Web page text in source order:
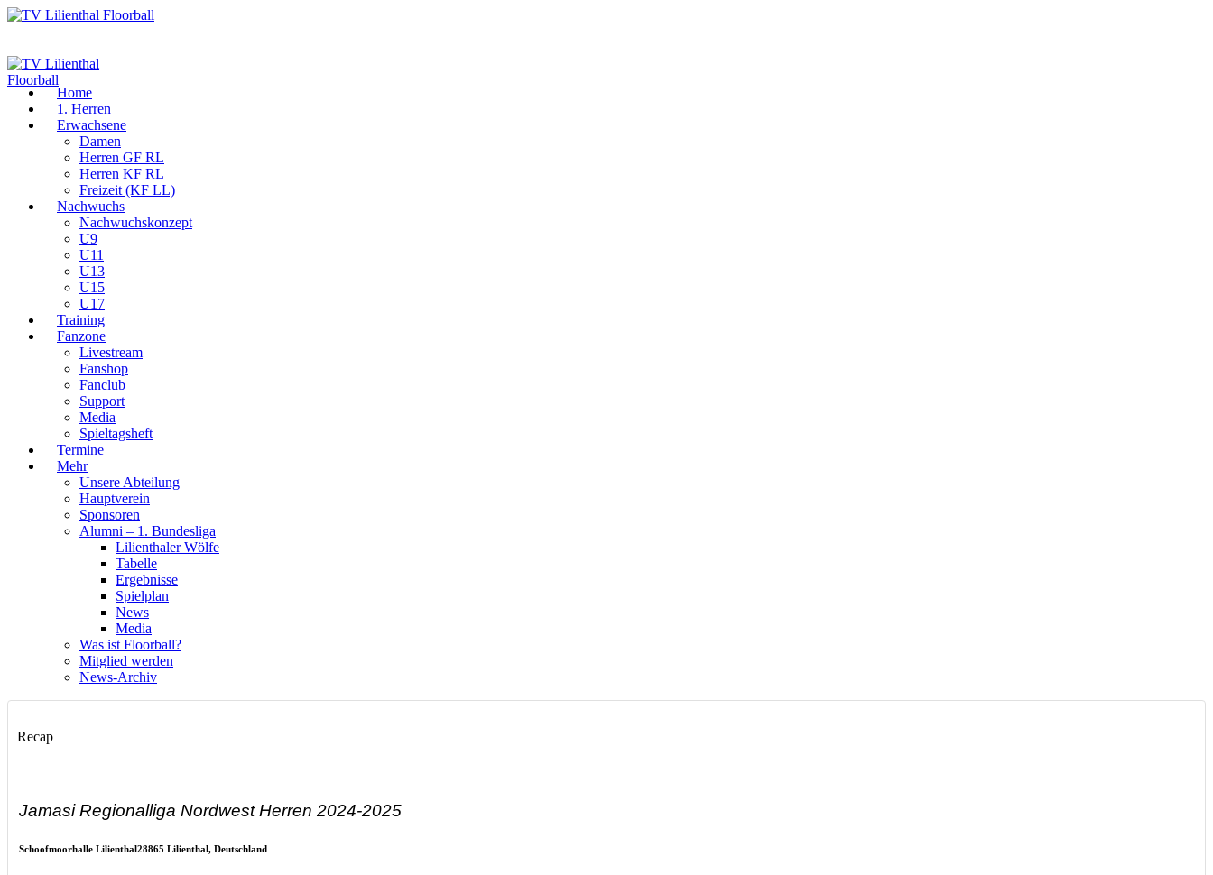
Home
1. Herren
Erwachsene
Damen
Herren GF RL
Herren KF RL
Freizeit (KF LL)
Nachwuchs
Nachwuchskonzept
U9
U11
U13
U15
U17
Training
Fanzone
Livestream
Fanshop
Fanclub
Support
Media
Spieltagsheft
Termine
Mehr
Unsere Abteilung
Hauptverein
Sponsoren
Alumni – 1. Bundesliga
Lilienthaler Wölfe
Tabelle
Ergebnisse
Spielplan
News
Media
Was ist Floorball?
Mitglied werden
News-Archiv
Recap
Jamasi Regionalliga Nordwest Herren 2024-2025
Schoofmoorhalle Lilienthal28865 Lilienthal, Deutschland